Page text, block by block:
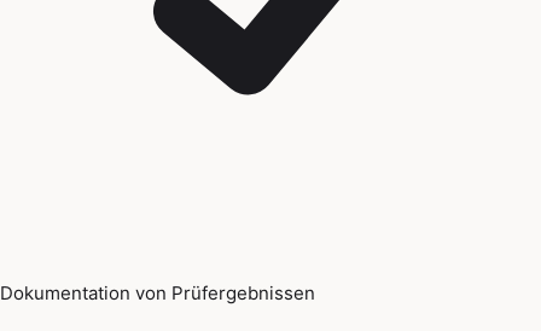
Dokumentation von Prüfergebnissen